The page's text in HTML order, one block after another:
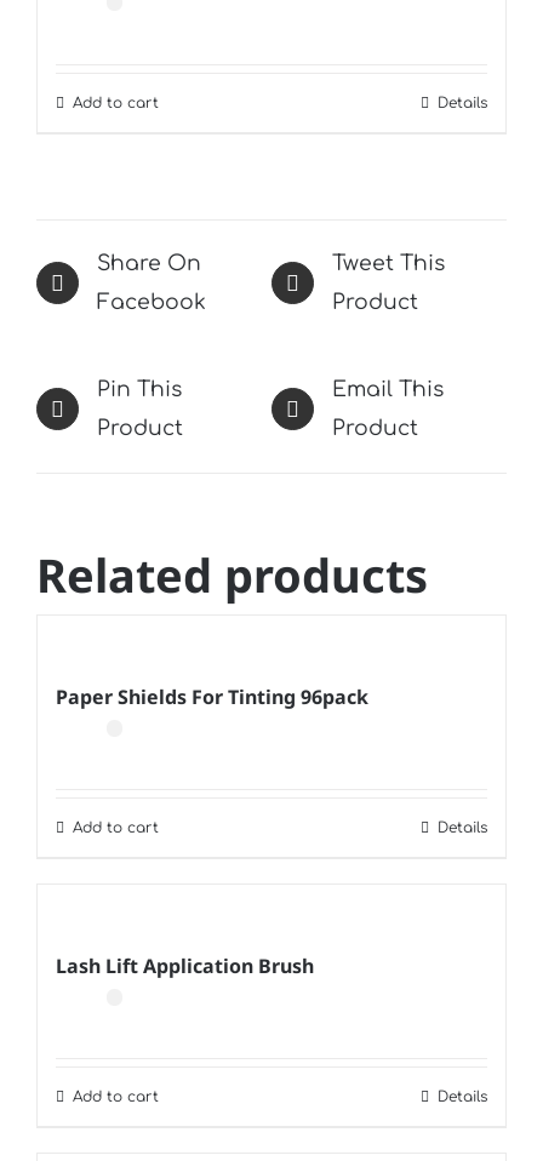
Add to cart Details
Share On
Facebook
Tweet This
Product
Pin This
Product
Email This
Product
Related products
Paper Shields For Tinting 96pack
Add to cart Details
Lash Lift Application Brush
Add to cart Details